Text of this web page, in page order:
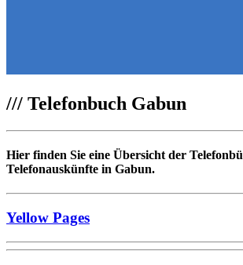
/// Telefonbuch Gabun
Hier finden Sie eine Übersicht der
Telefonauskünfte in Gabun.
Yellow Pages